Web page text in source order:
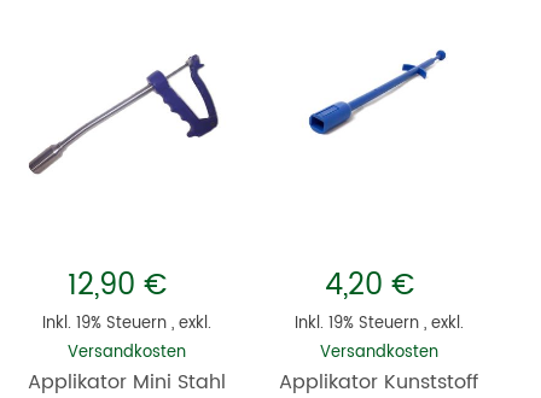
12,90 €
Inkl. 19% Steuern,exkl.
Versandkosten
Applikator Mini Stahl
4,20 €
Inkl. 19% Steuern,exkl.
Versandkosten
Applikator Kunststoff